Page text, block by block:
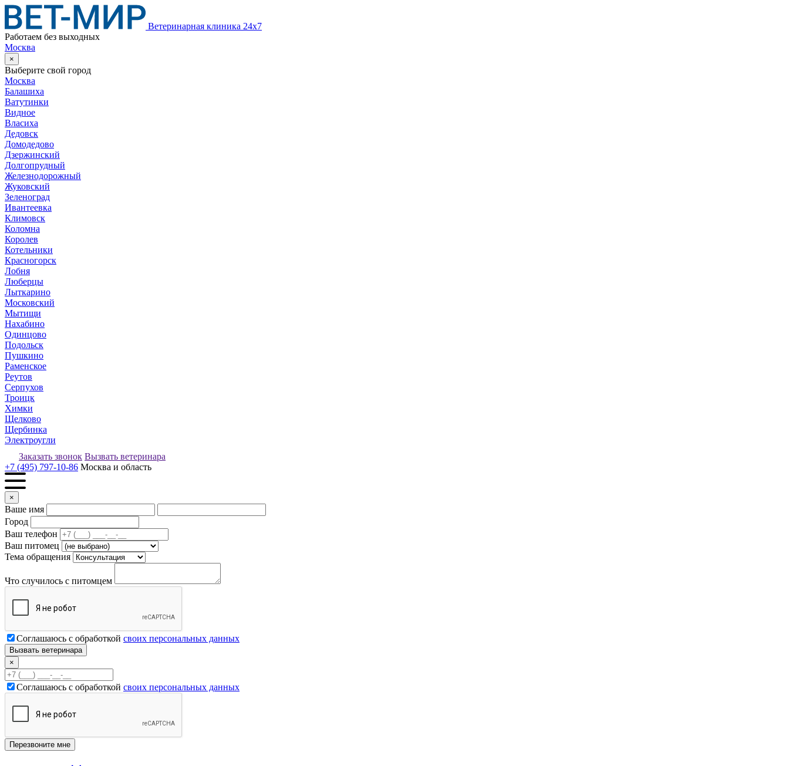
Ветеринарная клиника 24х7
Работаем без выходных
Москва
×
Выберите свой город
Москва
Балашиха
Ватутинки
Видное
Власиха
Дедовск
Домодедово
Дзержинский
Долгопрудный
Железнодорожный
Жуковский
Зеленоград
Ивантеевка
Климовск
Коломна
Королев
Котельники
Красногорск
Лобня
Люберцы
Лыткарино
Московский
Мытищи
Нахабино
Одинцово
Подольск
Пушкино
Раменское
Реутов
Серпухов
Троицк
Химки
Щелково
Щербинка
Электроугли
Заказать звонок Вызвать ветеринара
+7 (495) 797-10-86 Москва и область
×
Ваше имя
Город
Ваш телефон
Ваш питомец
Тема обращения
Что случилось с питомцем
Соглашаюсь с обработкой своих персональных данных
×
Соглашаюсь с обработкой своих персональных данных